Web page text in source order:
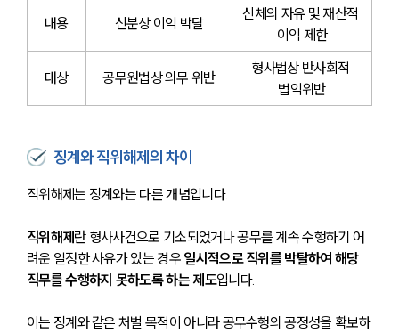
내용 신분상 이익 박탈
신체의 자유 및 재산적
이익 제한
대상 공무원법상 의무 위반
형사법상 반사회적
법익위반
징계와 직위해제의 차이
직위해제는 징계와는 다른 개념입니다.
직위해제란 형사사건으로 기소되었거나 공무를 계속 수행하기 어
려운 일정한 사유가 있는 경우 일시적으로 직위를 박탈하여 해당
직무를 수행하지 못하도록 하는 제도입니다.
이는 징계와 같은 처벌 목적이 아니라 공무수행의 공정성을 확보하